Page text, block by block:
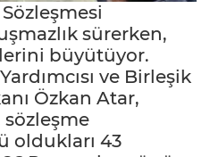
sürerken,
büyütüyor.
ve Birleşik
Özkan Atar,
sözleşme
oldukları 43